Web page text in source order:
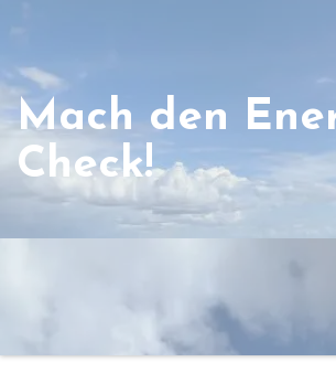
Mach den
Check!